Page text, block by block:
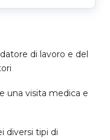
di lavoro e del
una visita medica e
diversi tipi di